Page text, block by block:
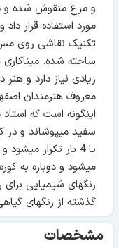
و مرغ منقوش شده و
مورد استفاده قرار
تکنیک نقاشی روی مس
ساخته شده.
زیادی نیاز دارد و
معروف هنرمندان
اینگونه است که استاد
یا 4 بار تکرار
میشود و دوباره به
رنگهای شیمیایی
گذشته از رنگهای
مشخصات